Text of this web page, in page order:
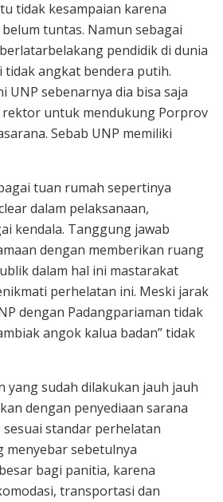
tidak kesampaian karena
tuntas. Namun sebagai
pendidik di dunia
angkat bendera putih.
UNP sebenarnya dia bisa saja
untuk mendukung Porprov
Sebab UNP memiliki
tuan rumah sepertinya
dalam pelaksanaan,
kendala. Tanggung jawab
dengan memberikan ruang
dalam hal ini mastarakat
perhelatan ini. Meski jarak
dengan Padangpariaman tidak
angok kalua badan” tidak
yang sudah dilakukan jauh jauh
dengan penyediaan sarana
standar perhelatan
menyebar sebetulnya
bagi panitia, karena
transportasi dan